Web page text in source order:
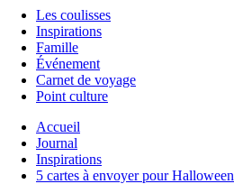
Les coulisses
Inspirations
Famille
Événement
Carnet de voyage
Point culture
Accueil
Journal
Inspirations
5 cartes à envoyer pour Halloween